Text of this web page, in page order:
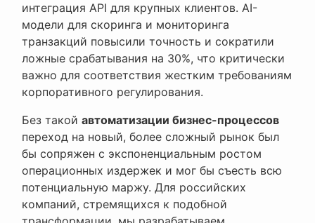
интеграция API для крупных клиентов. AI-
модели для скоринга и мониторинга
транзакций повысили точность и сократили
ложные срабатывания на 30%, что критически
важно для соответствия жестким требованиям
корпоративного регулирования.
Без такой автоматизации бизнес-процессов
переход на новый, более сложный рынок был
бы сопряжен с экспоненциальным ростом
операционных издержек и мог бы съесть всю
потенциальную маржу. Для российских
компаний, стремящихся к подобной